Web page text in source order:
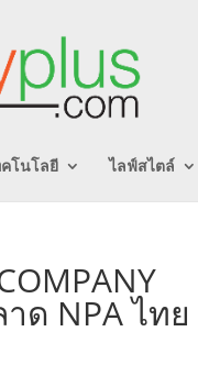
คโนโลยี ไลฟ์สไตล์
าด NPA ไทย